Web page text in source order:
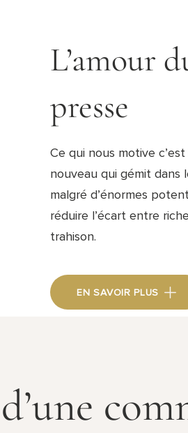
L’amour
presse
Ce qui nous motive
nouveau qui gémit dans
malgré d’énormes
réduire l’écart entre
trahison.
EN SAVOIR PLUS